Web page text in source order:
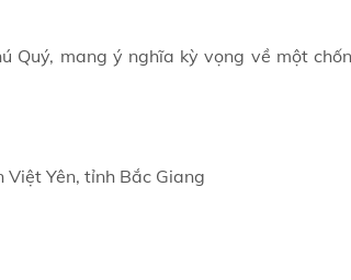
Quý, mang ý nghĩa kỳ vọng về một
Yên, tỉnh Bắc Giang